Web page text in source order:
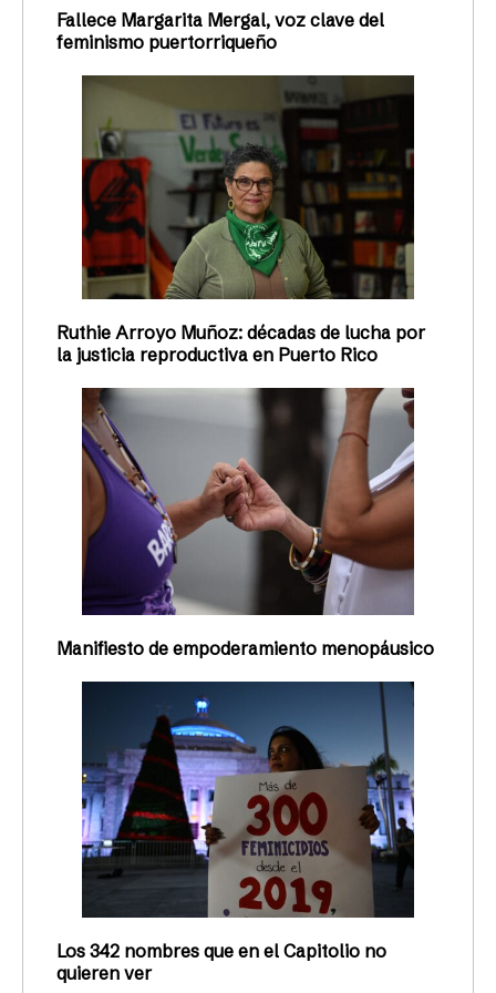
Fallece Margarita Mergal, voz clave del
feminismo puertorriqueño
Ruthie Arroyo Muñoz: décadas de lucha por
la justicia reproductiva en Puerto Rico
Manifiesto de empoderamiento menopáusico
Los 342 nombres que en el Capitolio no
quieren ver